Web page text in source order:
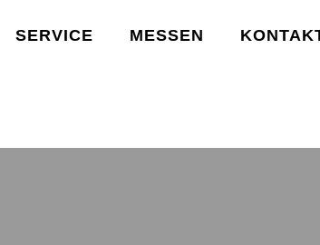
SERVICE MESSEN